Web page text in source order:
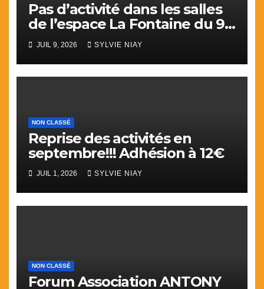
Pas d’activité dans les salles
de l’espace La Fontaine du 9
juillet au 31 aout.
JUIL 9, 2026 SYLVIE NIAY
NON CLASSÉ
Reprise des activités en
septembre!!! Adhésion à 12€
JUIL 1, 2026 SYLVIE NIAY
NON CLASSÉ
Forum Association ANTONY